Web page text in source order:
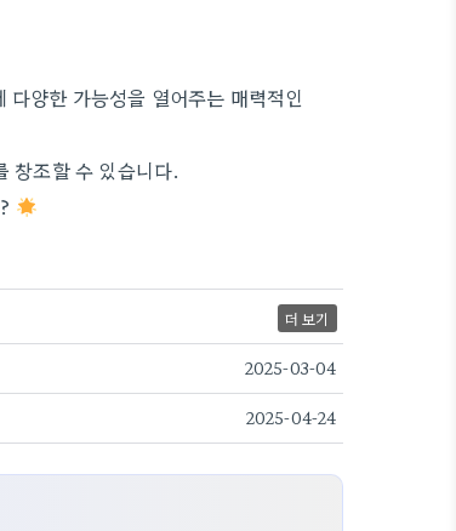
양한 가능성을 열어주는 매력적인
창조할 수 있습니다.
더 보기
2025-03-04
2025-04-24